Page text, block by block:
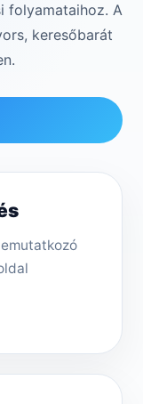
folyamataihoz. A
keresőbarát